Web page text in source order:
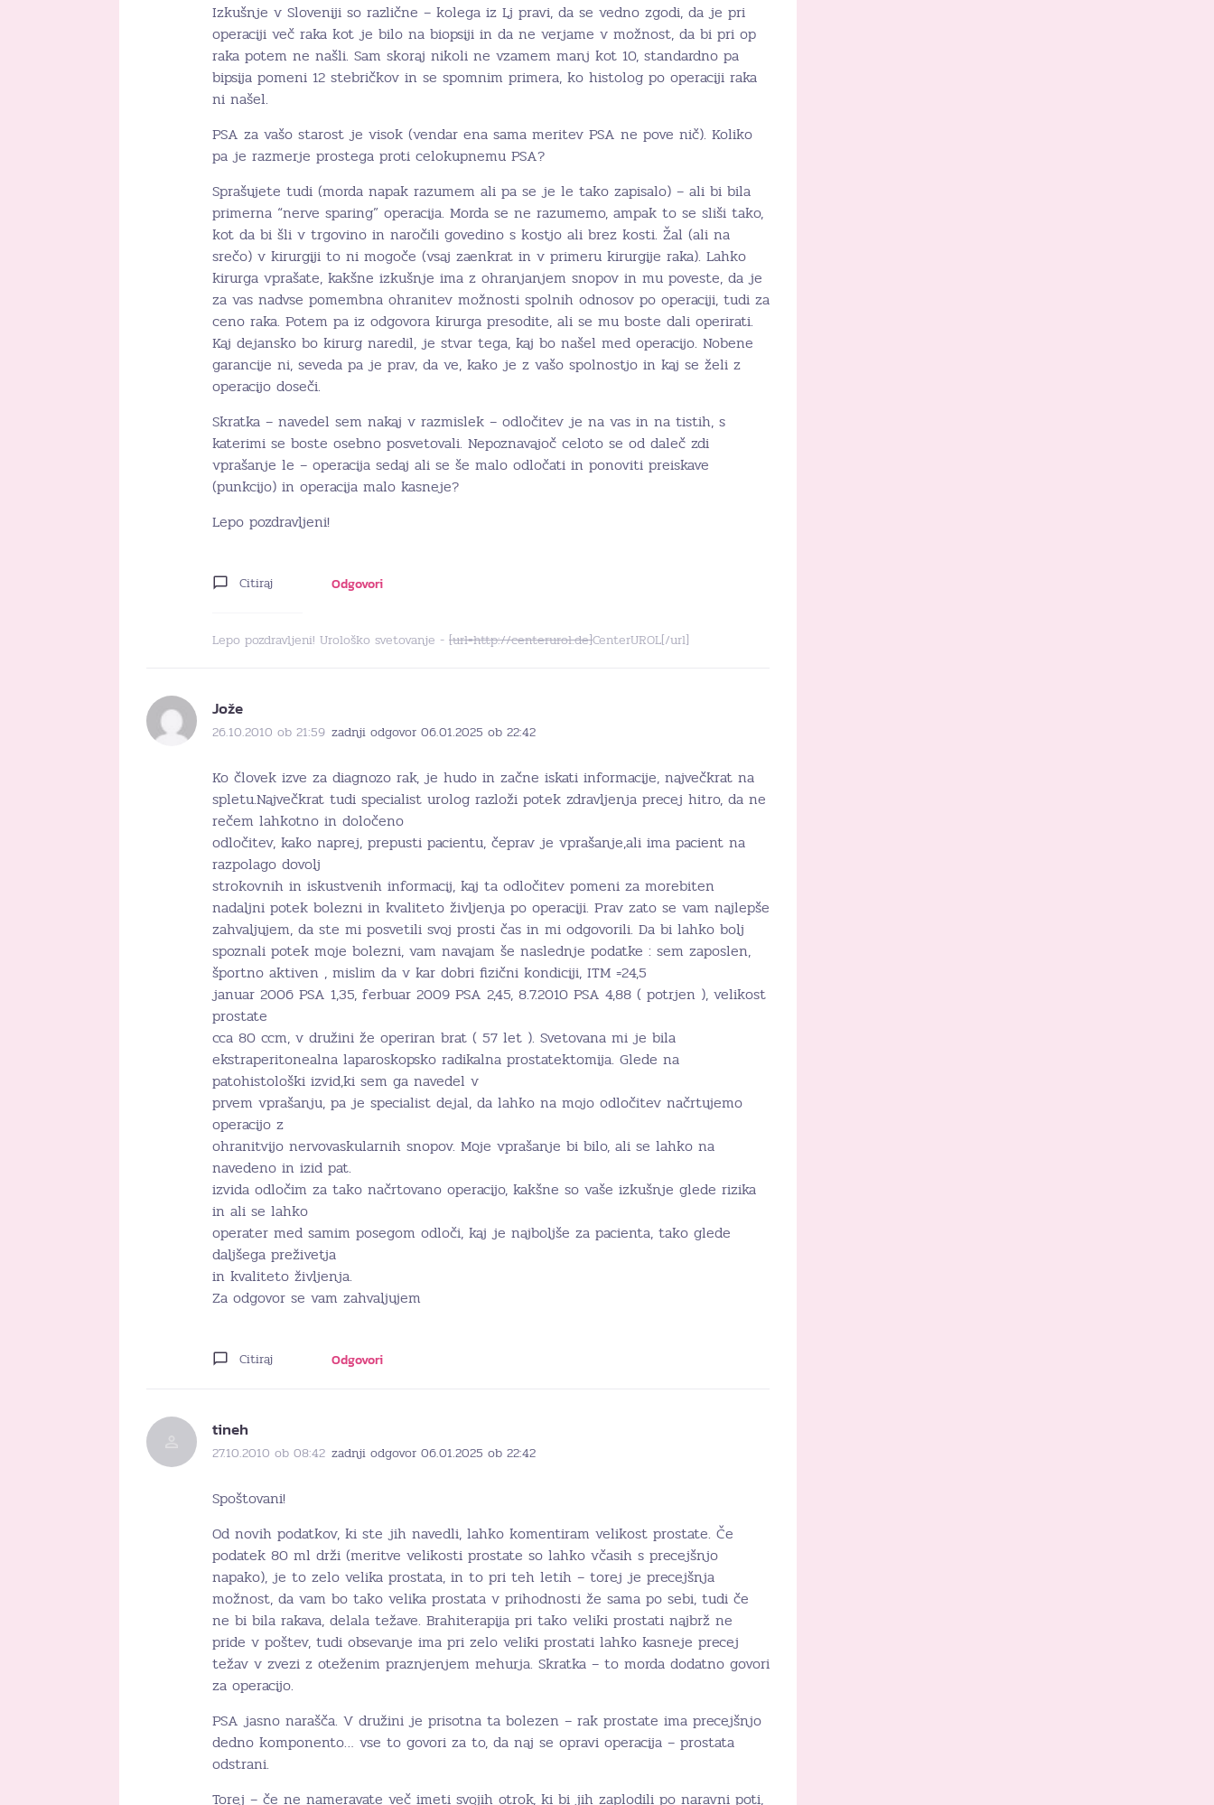
Izkušnje v Sloveniji so različne – kolega iz Lj pravi, da se vedno zgodi, da je pri
operaciji več raka kot je bilo na biopsiji in da ne verjame v možnost, da bi pri op
raka potem ne našli. Sam skoraj nikoli ne vzamem manj kot 10, standardno pa
bipsija pomeni 12 stebričkov in se spomnim primera, ko histolog po operaciji raka
ni našel.
PSA za vašo starost je visok (vendar ena sama meritev PSA ne pove nič). Koliko
pa je razmerje prostega proti celokupnemu PSA?
Sprašujete tudi (morda napak razumem ali pa se je le tako zapisalo) – ali bi bila
primerna “nerve sparing” operacija. Morda se ne razumemo, ampak to se sliši tako,
kot da bi šli v trgovino in naročili govedino s kostjo ali brez kosti. Žal (ali na
srečo) v kirurgiji to ni mogoče (vsaj zaenkrat in v primeru kirurgije raka). Lahko
kirurga vprašate, kakšne izkušnje ima z ohranjanjem snopov in mu poveste, da je
za vas nadvse pomembna ohranitev možnosti spolnih odnosov po operaciji, tudi za
ceno raka. Potem pa iz odgovora kirurga presodite, ali se mu boste dali operirati.
Kaj dejansko bo kirurg naredil, je stvar tega, kaj bo našel med operacijo. Nobene
garancije ni, seveda pa je prav, da ve, kako je z vašo spolnostjo in kaj se želi z
operacijo doseči.
Skratka – navedel sem nakaj v razmislek – odločitev je na vas in na tistih, s
katerimi se boste osebno posvetovali. Nepoznavajoč celoto se od daleč zdi
vprašanje le – operacija sedaj ali se še malo odločati in ponoviti preiskave
(punkcijo) in operacija malo kasneje?
Lepo pozdravljeni!
Citiraj Odgovori
Lepo pozdravljeni! Urološko svetovanje - [url=http://centerurol.de]CenterUROL[/url]
Jože
26.10.2010 ob 21:59 zadnji odgovor 06.01.2025 ob 22:42
Ko človek izve za diagnozo rak, je hudo in začne iskati informacije, največkrat na
spletu.Največkrat tudi specialist urolog razloži potek zdravljenja precej hitro, da ne
rečem lahkotno in določeno
odločitev, kako naprej, prepusti pacientu, čeprav je vprašanje,ali ima pacient na
razpolago dovolj
strokovnih in iskustvenih informacij, kaj ta odločitev pomeni za morebiten
nadaljni potek bolezni in kvaliteto življenja po operaciji. Prav zato se vam najlepše
zahvaljujem, da ste mi posvetili svoj prosti čas in mi odgovorili. Da bi lahko bolj
spoznali potek moje bolezni, vam navajam še naslednje podatke : sem zaposlen,
športno aktiven , mislim da v kar dobri fizični kondiciji, ITM =24,5
januar 2006 PSA 1,35, ferbuar 2009 PSA 2,45, 8.7.2010 PSA 4,88 ( potrjen ), velikost
prostate
cca 80 ccm, v družini že operiran brat ( 57 let ). Svetovana mi je bila
ekstraperitonealna laparoskopsko radikalna prostatektomija. Glede na
patohistološki izvid,ki sem ga navedel v
prvem vprašanju, pa je specialist dejal, da lahko na mojo odločitev načrtujemo
operacijo z
ohranitvijo nervovaskularnih snopov. Moje vprašanje bi bilo, ali se lahko na
navedeno in izid pat.
izvida odločim za tako načrtovano operacijo, kakšne so vaše izkušnje glede rizika
in ali se lahko
operater med samim posegom odloči, kaj je najboljše za pacienta, tako glede
daljšega preživetja
in kvaliteto življenja.
Za odgovor se vam zahvaljujem
Citiraj Odgovori
tineh
27.10.2010 ob 08:42 zadnji odgovor 06.01.2025 ob 22:42
Spoštovani!
Od novih podatkov, ki ste jih navedli, lahko komentiram velikost prostate. Če
podatek 80 ml drži (meritve velikosti prostate so lahko včasih s precejšnjo
napako), je to zelo velika prostata, in to pri teh letih – torej je precejšnja
možnost, da vam bo tako velika prostata v prihodnosti že sama po sebi, tudi če
ne bi bila rakava, delala težave. Brahiterapija pri tako veliki prostati najbrž ne
pride v poštev, tudi obsevanje ima pri zelo veliki prostati lahko kasneje precej
težav v zvezi z oteženim praznjenjem mehurja. Skratka – to morda dodatno govori
za operacijo.
PSA jasno narašča. V družini je prisotna ta bolezen – rak prostate ima precejšnjo
dedno komponento… vse to govori za to, da naj se opravi operacija – prostata
odstrani.
Torej – če ne nameravate več imeti svojih otrok, ki bi jih zaplodili po naravni poti,